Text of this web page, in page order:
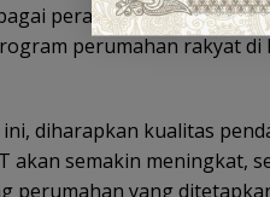
perangkat teknis dan
perumahan rakyat di
diharapkan kualitas
akan semakin meningkat,
perumahan yang